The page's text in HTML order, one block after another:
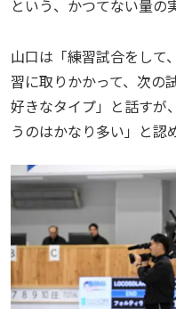
という、かつてない量の
山口は「練習試合をして
習に取りかかって、次の
好きなタイプ」と話すが
うのはかなり多い」と認